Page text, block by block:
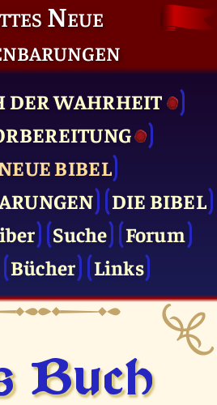
Neue
DER WAHRHEIT
BIBEL
DIE BIBEL
Suche
Forum
Bücher Links
Buch